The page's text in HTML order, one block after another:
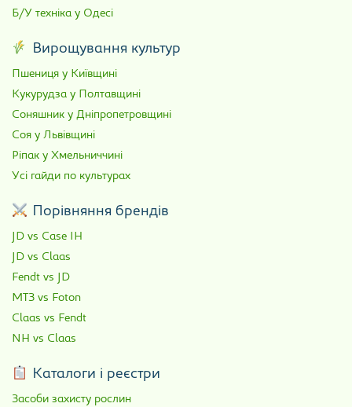
Б/У техніка у Одесі
Вирощування культур
Пшениця у Київщині
Кукурудза у Полтавщині
Соняшник у Дніпропетровщині
Соя у Львівщині
Ріпак у Хмельниччині
Усі гайди по культурах
Порівняння брендів
JD vs Case IH
JD vs Claas
Fendt vs JD
МТЗ vs Foton
Claas vs Fendt
NH vs Claas
Каталоги і реєстри
Засоби захисту рослин